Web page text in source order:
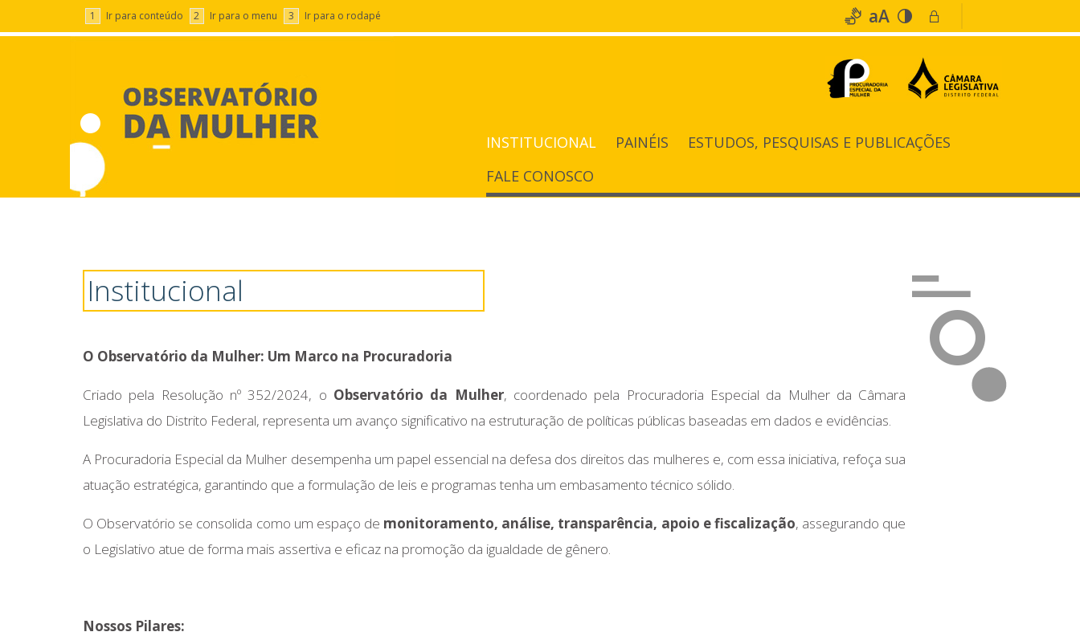
1 Ir para conteúdo 2 Ir para o menu 3 Ir para o rodapé aA
INSTITUCIONAL PAINÉIS
ESTUDOS, PESQUISAS E PUBLICAÇÕES
FALE CONOSCO
Institucional - Observatório da Mulher
Institucional
O Observatório da Mulher: Um Marco na Procuradoria
Criado pela Resolução nº 352/2024, o Observatório da Mulher, coordenado pela Procuradoria Especial da Mulher da Câmara
Legislativa do Distrito Federal, representa um avanço significativo na estruturação de políticas públicas baseadas em dados e evidências.
A Procuradoria Especial da Mulher desempenha um papel essencial na defesa dos direitos das mulheres e, com essa iniciativa, refoça sua
atuação estratégica, garantindo que a formulação de leis e programas tenha um embasamento técnico sólido.
O Observatório se consolida como um espaço de monitoramento, análise, transparência, apoio e fiscalização, assegurando que
o Legislativo atue de forma mais assertiva e eficaz na promoção da igualdade de gênero.
Nossos Pilares: